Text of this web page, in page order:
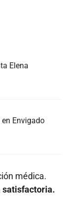
Elena
Envigado
médica.
satisfactoria.